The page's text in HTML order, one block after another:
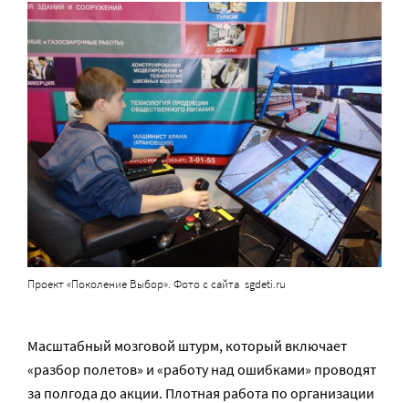
Проект «Поколение Выбор». Фото с сайта sgdeti.ru
Масштабный мозговой штурм, который включает
«разбор полетов» и «работу над ошибками» проводят
за полгода до акции. Плотная работа по организации